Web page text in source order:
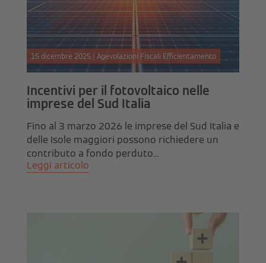
15 dicembre 2025 | Agevolazioni Fiscali Efficientamento
Incentivi per il fotovoltaico nelle
imprese del Sud Italia
Fino al 3 marzo 2026 le imprese del Sud Italia e
delle Isole maggiori possono richiedere un
contributo a fondo perduto...
Leggi articolo